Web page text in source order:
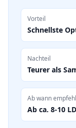
Vorteil
Schnellste
Nachteil
Teurer als
Ab wann
Ab ca. 8-10